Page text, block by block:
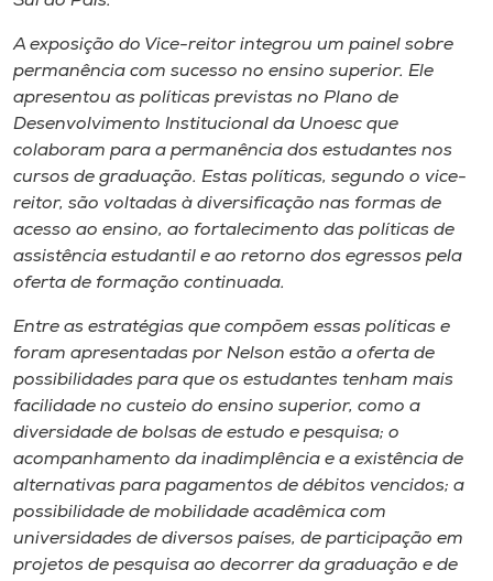
A exposição do Vice-reitor integrou um painel sobre
permanência com sucesso no ensino superior. Ele
apresentou as políticas previstas no Plano de
Desenvolvimento Institucional da Unoesc que
colaboram para a permanência dos estudantes nos
cursos de graduação. Estas políticas, segundo o vice-
reitor, são voltadas à diversificação nas formas de
acesso ao ensino, ao fortalecimento das políticas de
assistência estudantil e ao retorno dos egressos pela
oferta de formação continuada.
Entre as estratégias que compõem essas políticas e
foram apresentadas por Nelson estão a oferta de
possibilidades para que os estudantes tenham mais
facilidade no custeio do ensino superior, como a
diversidade de bolsas de estudo e pesquisa; o
acompanhamento da inadimplência e a existência de
alternativas para pagamentos de débitos vencidos; a
possibilidade de mobilidade acadêmica com
universidades de diversos países, de participação em
projetos de pesquisa ao decorrer da graduação e de